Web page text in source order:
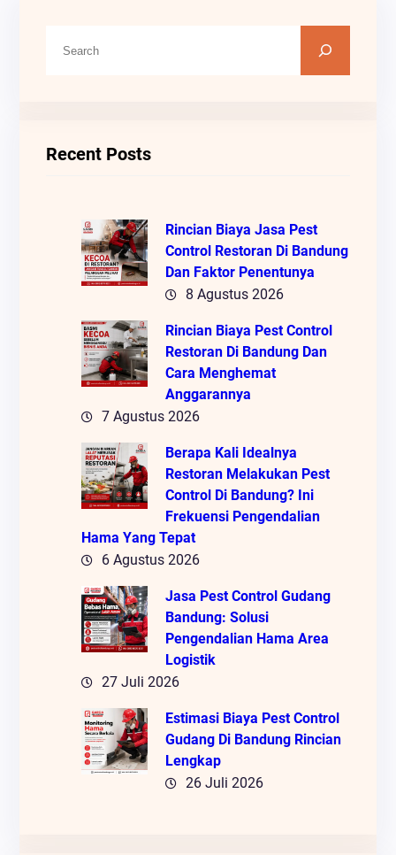
Recent Posts
Rincian Biaya Jasa Pest
Control Restoran Di Bandung
Dan Faktor Penentunya
8 Agustus 2026
Rincian Biaya Pest Control
Restoran Di Bandung Dan
Cara Menghemat
Anggarannya
7 Agustus 2026
Berapa Kali Idealnya
Restoran Melakukan Pest
Control Di Bandung? Ini
Frekuensi Pengendalian
Hama Yang Tepat
6 Agustus 2026
Jasa Pest Control Gudang
Bandung: Solusi
Pengendalian Hama Area
Logistik
27 Juli 2026
Estimasi Biaya Pest Control
Gudang Di Bandung Rincian
Lengkap
26 Juli 2026